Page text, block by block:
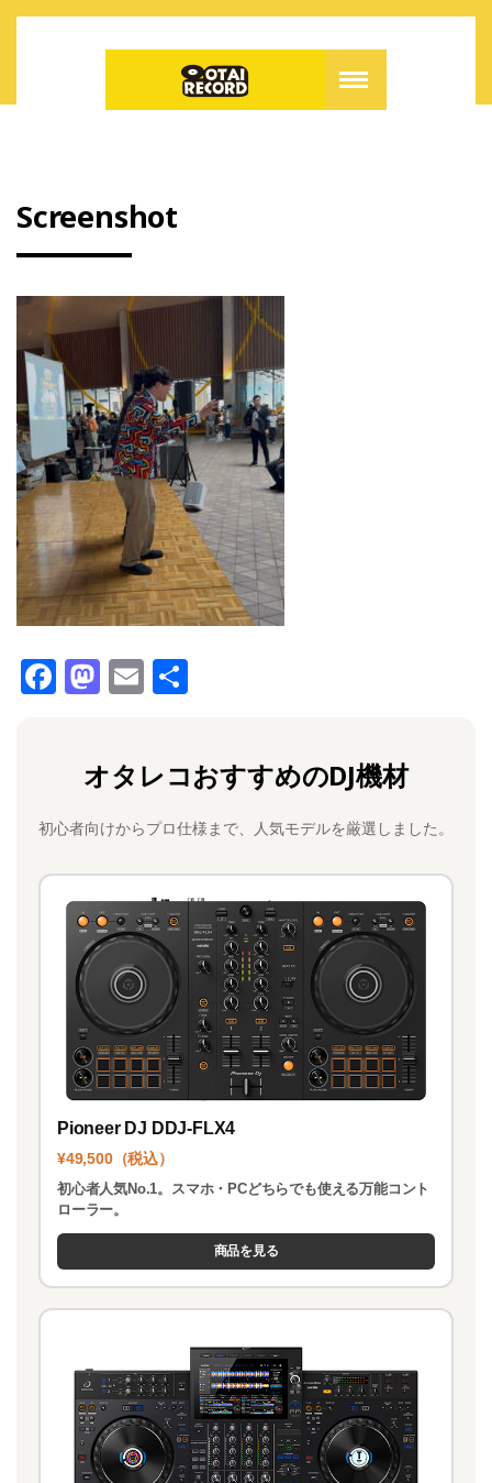
Screenshot
F
b
o
o
k
M
o
d
o
n
E
l
オタレコおすすめのDJ機材
初心者向けからプロ仕様まで、人気モデルを厳選しました。
Pioneer DJ DDJ-FLX4
¥49,500（税込）
初心者人気No.1。スマホ・PCどちらでも使える万能コント
ローラー。
商品を見る